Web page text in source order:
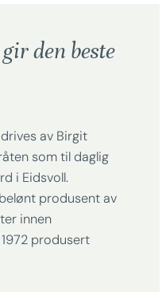
den beste
av Birgit
som til daglig
i Eidsvoll.
produsent av
innen
produsert